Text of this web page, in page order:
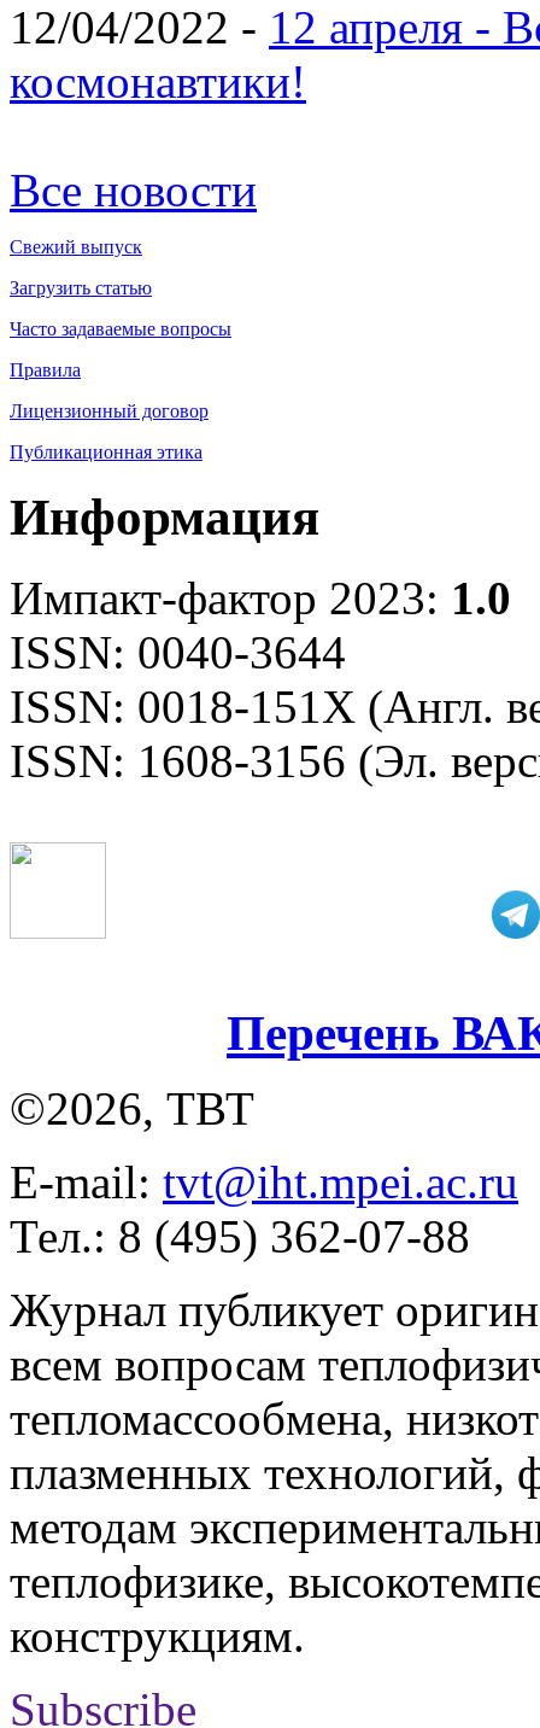
12/04/2022 - 12 апреля -
космонавтики!
Все новости
Свежий выпуск
Загрузить статью
Часто задаваемые вопросы
Правила
Лицензионный договор
Публикационная этика
Информация
Импакт-фактор 2023: 1.0
ISSN: 0040-3644
ISSN: 0018-151X (Англ.
ISSN: 1608-3156 (Эл.
Перечень
©2026, ТВТ
E-mail: tvt@iht.mpei.ac.ru
Тел.: 8 (495) 362-07-88
Журнал публикует
всем вопросам
тепломассообмена,
плазменных технологий,
методам
теплофизике,
конструкциям.
Subscribe